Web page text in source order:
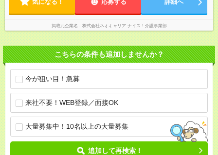
気になる！ 応募する 詳細へ
掲載元企業名 株式会社ネオキャリア ナイス！介護事業部
こちらの条件も追加しませんか？
今が狙い目！急募
来社不要！WEB登録／面接OK
大量募集中！10名以上の大量募集
追加して再検索！